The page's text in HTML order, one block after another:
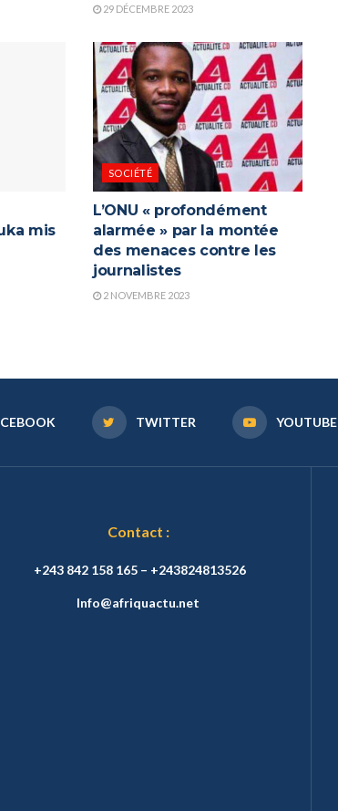
29 DÉCEMBRE 2023
mis
SOCIÉTÉ
L’ONU « profondément
alarmée » par la montée
des menaces contre les
journalistes
2 NOVEMBRE 2023
TWITTER YOUTUBE
Contact :
+243 842 158 165 – +243824813526
Info@afriquactu.net